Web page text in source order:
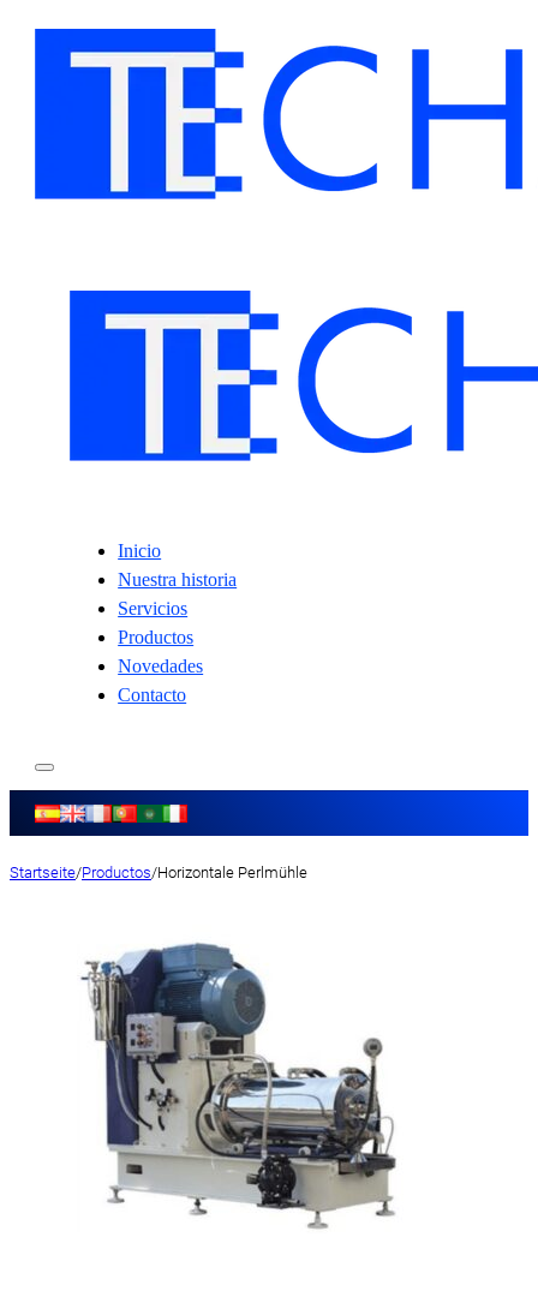
Inicio
Nuestra historia
Servicios
Productos
Novedades
Contacto
Startseite/Productos/Horizontale Perlmühle